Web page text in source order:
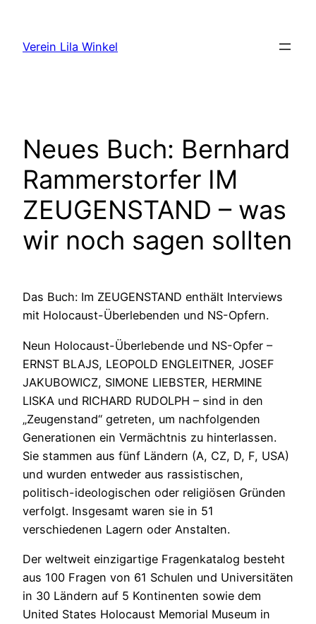
springen
Verein Lila Winkel
Neues Buch: Bernhard
Rammerstorfer IM
ZEUGENSTAND – was
wir noch sagen sollten
Das Buch: Im ZEUGENSTAND enthält Interviews
mit Holocaust-Überlebenden und NS-Opfern.
Neun Holocaust-Überlebende und NS-Opfer –
ERNST BLAJS, LEOPOLD ENGLEITNER, JOSEF
JAKUBOWICZ, SIMONE LIEBSTER, HERMINE
LISKA und RICHARD RUDOLPH – sind in den
„Zeugenstand“ getreten, um nachfolgenden
Generationen ein Vermächtnis zu hinterlassen.
Sie stammen aus fünf Ländern (A, CZ, D, F, USA)
und wurden entweder aus rassistischen,
politisch-ideologischen oder religiösen Gründen
verfolgt. Insgesamt waren sie in 51
verschiedenen Lagern oder Anstalten.
Der weltweit einzigartige Fragenkatalog besteht
aus 100 Fragen von 61 Schulen und Universitäten
in 30 Ländern auf 5 Kontinenten sowie dem
United States Holocaust Memorial Museum in